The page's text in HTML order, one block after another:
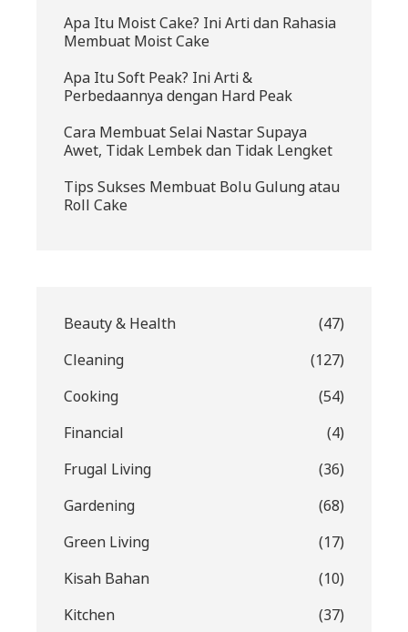
Apa Itu Moist Cake? Ini Arti dan Rahasia
Membuat Moist Cake
Apa Itu Soft Peak? Ini Arti &
Perbedaannya dengan Hard Peak
Cara Membuat Selai Nastar Supaya
Awet, Tidak Lembek dan Tidak Lengket
Tips Sukses Membuat Bolu Gulung atau
Roll Cake
Beauty & Health
(47)
Cleaning
(127)
Cooking
(54)
Financial
(4)
Frugal Living
(36)
Gardening
(68)
Green Living
(17)
Kisah Bahan
(10)
Kitchen
(37)